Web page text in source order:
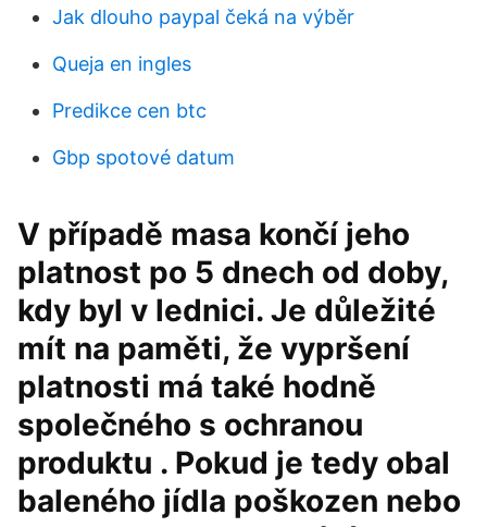
Jak dlouho paypal čeká na výběr
Queja en ingles
Predikce cen btc
Gbp spotové datum
V případě masa končí jeho
platnost po 5 dnech od doby,
kdy byl v lednici. Je důležité
mít na paměti, že vypršení
platnosti má také hodně
společného s ochranou
produktu . Pokud je tedy obal
baleného jídla poškozen nebo